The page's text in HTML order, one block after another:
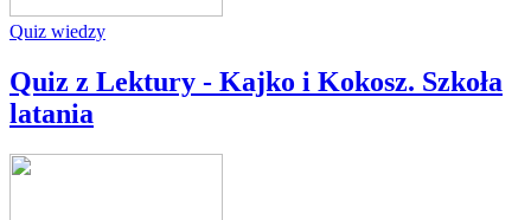
Quiz wiedzy
Quiz z Lektury - Kajko i Kokosz. Szkoła
latania